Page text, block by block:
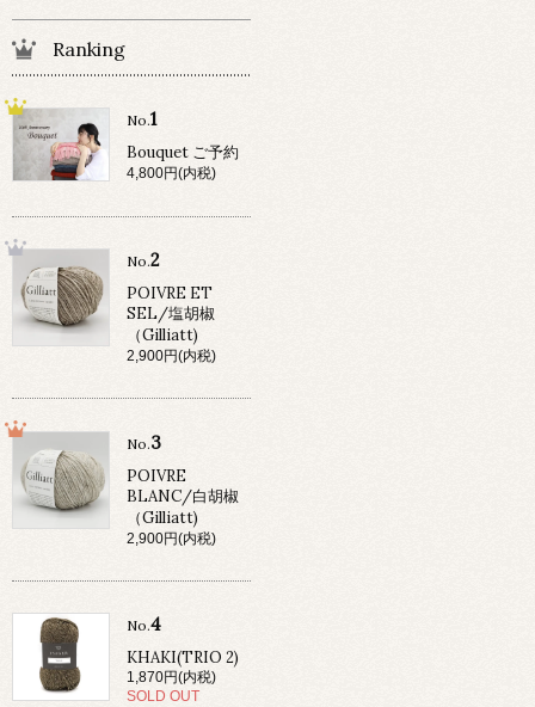
Ranking
No.1
Bouquet ご予約
4,800円(内税)
No.2
POIVRE ET
SEL/塩胡椒
（Gilliatt)
2,900円(内税)
No.3
POIVRE
BLANC/白胡椒
（Gilliatt)
2,900円(内税)
No.4
KHAKI(TRIO 2)
1,870円(内税)
SOLD OUT